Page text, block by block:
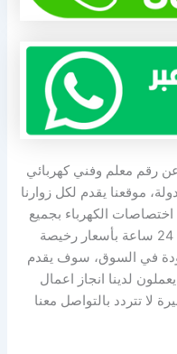
رقم معلم وفني كهربائي
موقعنا يقدم لكل زوارنا
الكهرباء بجميع
المناطق ، الفنيون لدينا يعملون طوال 24 ساعة بأسعار رخيصة
في السوق، سوف يقدم
لدينا انجاز اعمال
لا تتردد بالتواصل معنا